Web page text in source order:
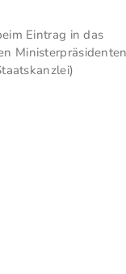
Eintrag in das
Ministerpräsidenten